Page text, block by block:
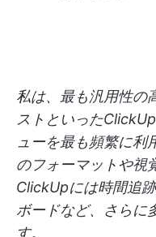
私は、最も汎用性の
ストといった
ューを最も頻繁に利
のフォーマットや視
ClickUpには時間追
ボードなど、さらに
す。